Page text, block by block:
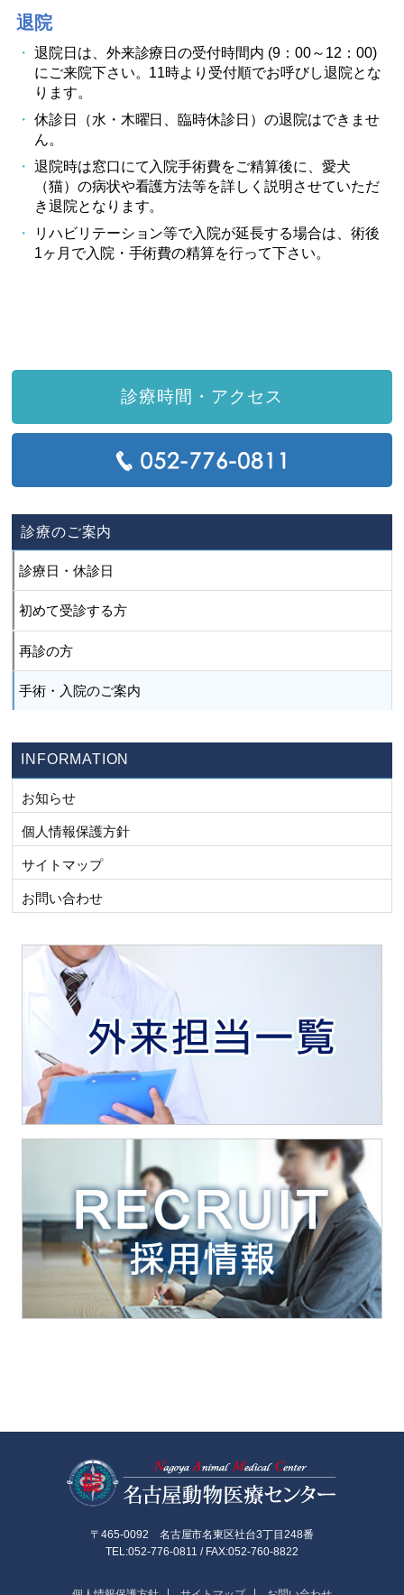
退院
退院日は、外来診療日の受付時間内 (9：00～12：00)
にご来院下さい。11時より受付順でお呼びし退院とな
ります。
休診日（水・木曜日、臨時休診日）の退院はできませ
ん。
退院時は窓口にて入院手術費をご精算後に、愛犬
（猫）の病状や看護方法等を詳しく説明させていただ
き退院となります。
リハビリテーション等で入院が延長する場合は、術後
1ヶ月で入院・手術費の精算を行って下さい。
診療時間・アクセス
診療のご案内
診療日・休診日
初めて受診する方
再診の方
手術・入院のご案内
INFORMATION
お知らせ
個人情報保護方針
サイトマップ
お問い合わせ
〒465-0092 名古屋市名東区社台3丁目248番
TEL:052-776-0811 / FAX:052-760-8822